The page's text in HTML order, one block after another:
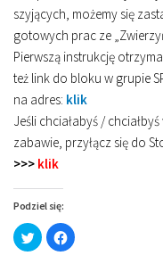
szyjących, możemy się
gotowych prac ze
Pierwszą instrukcję
też link do bloku w grupie
na adres: klik
Jeśli chciałabyś /
zabawie, przyłącz się do
>>> klik
Podziel się:
Click
to
share
Click
to